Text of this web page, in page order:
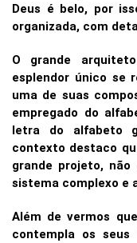
Deus é belo, por
organizada, com
O grande
esplendor único se
uma de suas
empregado do
letra do alfabeto
contexto destaco
grande projeto, não
sistema complexo e
Além de vermos
contempla os seus